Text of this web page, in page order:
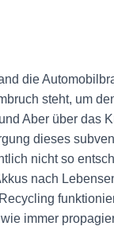
die
steht, um
Aber über das
dieses
nicht so
nach
immer